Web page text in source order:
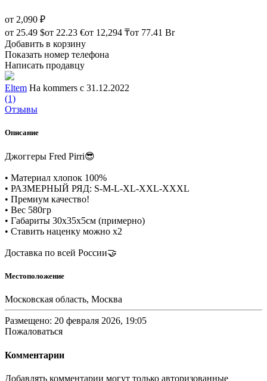
от 2,090 ₽
от 25.49 $от 22.23 €от 12,294 ₸от 77.41 Br
Добавить в корзину
Показать номер телефона
Написать продавцу
Eltem На kommers с 31.12.2022
(1)
Отзывы
Описание
Джоггеры Fred Pirri😎
• Материал хлопок 100%
• РАЗМЕРНЫЙ РЯД: S-M-L-XL-XXL-XXXL
• Премиум качество!
• Вес 580гр
• Габариты 30х35х5см (примерно)
• Ставить наценку можно х2
Доставка по всей России🤝
Местоположение
Московская область, Москва
Размещено: 20 февраля 2026, 19:05
Пожаловаться
Комментарии
Добавлять комментарии могут только авторизованные